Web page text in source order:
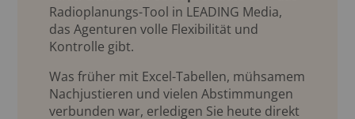
Radioplanungs-Tool in LEADING Media,
das Agenturen volle Flexibilität und
Kontrolle gibt.
Was früher mit Excel-Tabellen, mühsamem
Nachjustieren und vielen Abstimmungen
verbunden war, erledigen Sie heute direkt